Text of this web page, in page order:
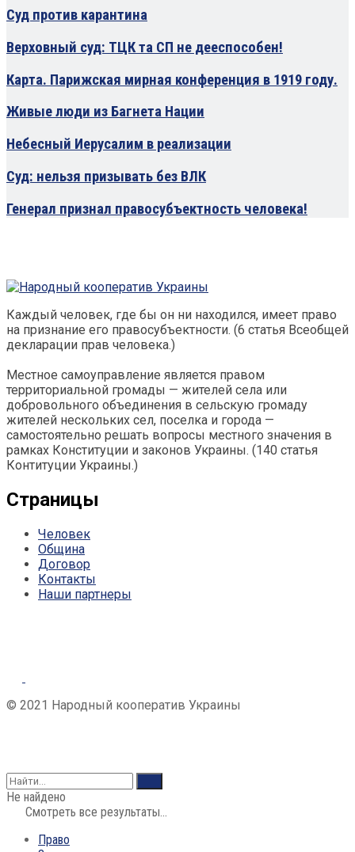
Суд против карантина
Верховный суд: ТЦК та СП не дееспособен!
Карта. Парижская мирная конференция в 1919 году.
Живые люди из Багнета Нации
Небесный Иерусалим в реализации
Суд: нельзя призывать без ВЛК
Генерал признал правосубъектность человека!
Каждый человек, где бы он ни находился, имеет право
на признание его правосубъектности. (6 статья Всеобщей
декларации прав человека.)
Местное самоуправление является правом
территориальной громады — жителей села или
добровольного объединения в сельскую громаду
жителей нескольких сел, поселка и города —
самостоятельно решать вопросы местного значения в
рамках Конституции и законов Украины. (140 статья
Контитуции Украины.)
Страницы
Человек
Община
Договор
Контакты
Наши партнеры
© 2021 Народный кооператив Украины
Не найдено
Смотреть все результаты...
Право